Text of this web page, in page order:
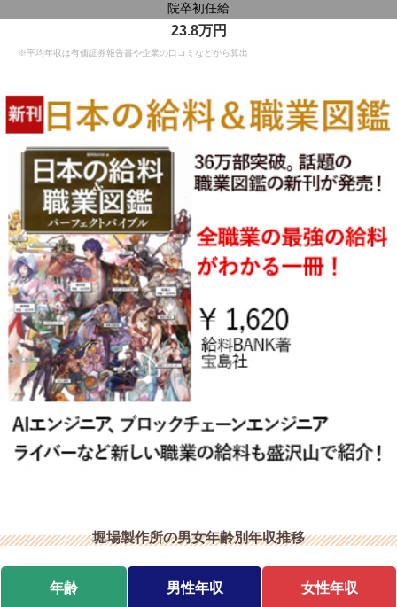
院卒初任給
23.8万円
※平均年収は有価証券報告書や企業の口コミなどから算出
堀場製作所の男女年齢別年収推移
年齢 男性年収 女性年収